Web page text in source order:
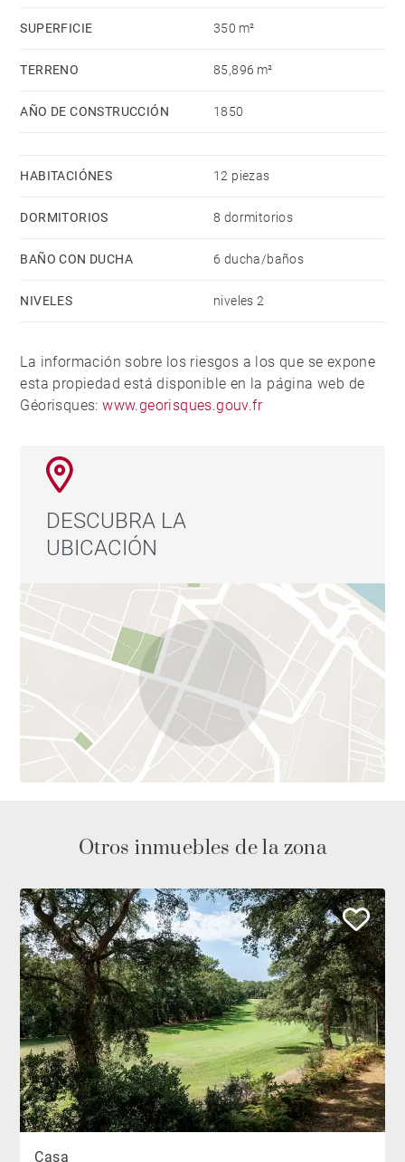
SUPERFICIE 350 m²
TERRENO 85,896 m²
AÑO DE CONSTRUCCIÓN 1850
HABITACIÓNES 12 piezas
DORMITORIOS 8 dormitorios
BAÑO CON DUCHA 6 ducha/baños
NIVELES niveles 2
La información sobre los riesgos a los que se expone
esta propiedad está disponible en la página web de
Géorisques:www.georisques.gouv.fr
DESCUBRA LA
UBICACIÓN
Otros inmuebles de la zona
Casa